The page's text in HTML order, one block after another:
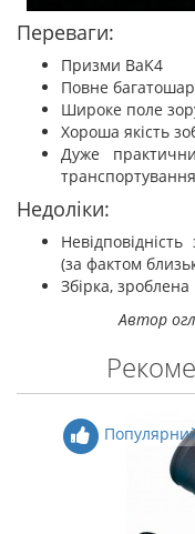
Переваги:
Призми BaK4
Повне
Широке поле
Хороша якість
Дуже
транспортування
Недоліки:
(за фактом
Збірка,
Автор